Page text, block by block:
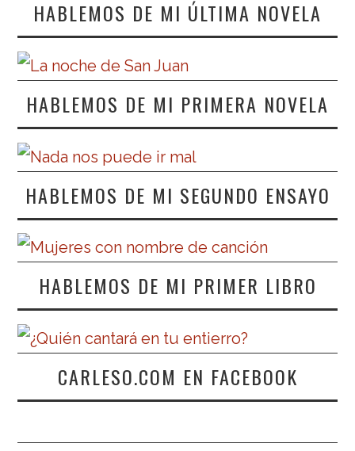
HABLEMOS DE MI ÚLTIMA NOVELA
HABLEMOS DE MI PRIMERA NOVELA
HABLEMOS DE MI SEGUNDO ENSAYO
HABLEMOS DE MI PRIMER LIBRO
CARLESO.COM EN FACEBOOK